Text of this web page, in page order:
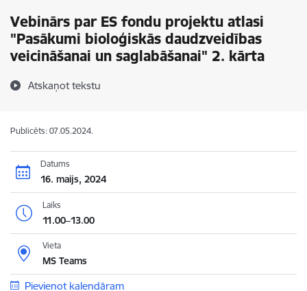
Vebinārs par ES fondu projektu atlasi
"Pasākumi bioloģiskās daudzveidības
veicināšanai un saglabāšanai" 2. kārta
Atskaņot tekstu
Publicēts: 07.05.2024.
Datums
16. maijs, 2024
Laiks
11.00–13.00
Vieta
MS Teams
Pievienot kalendāram